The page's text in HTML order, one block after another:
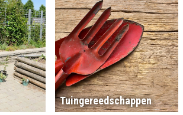
Tuingereedschappen